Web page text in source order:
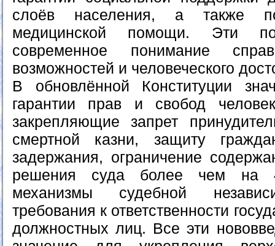
слоёв населения, а также
медицинской помощи. Эти
современное понимание
возможностей и человеческого
В обновлённой Конституции
гарантии прав и свобод
закрепляющие запрет
смертной казни, защиту
задержания, ограничение
решения суда более чем на
механизмы судебной
требования к ответственности
должностных лиц. Все эти